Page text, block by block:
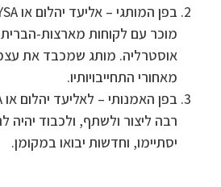
מוכר עם לקוחות מארצות-
אוסטרליה. מותג שמכבד את
מאחורי התחייבויותיו.
רבה ליצור ולשתף, ולכבוד יהיה
יסתיימו, וחדשות יבואו במקומן.